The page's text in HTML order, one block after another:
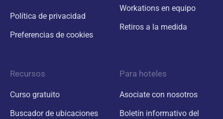
Política de privacidad
Preferencias de cookies
Workations en equipo
Retiros a la medida
Recursos
Curso gratuito
Buscador de ubicaciones
Para hoteles
Asociate con nosotros
Boletín informativo del